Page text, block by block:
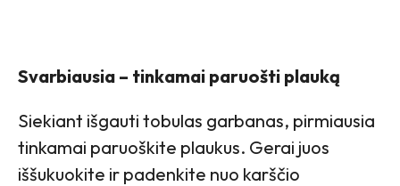
Svarbiausia – tinkamai paruošti plauką
Siekiant išgauti tobulas garbanas, pirmiausia
tinkamai paruoškite plaukus. Gerai juos
iššukuokite ir padenkite nuo karščio